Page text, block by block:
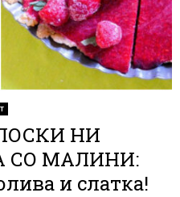
НИ
СО МАЛИНИ:
и слатка!